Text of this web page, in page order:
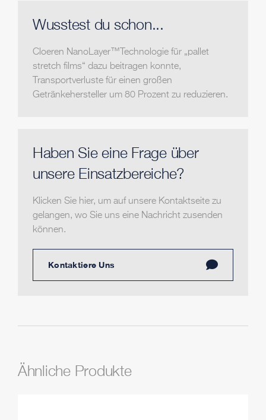
Wusstest du schon...
Cloeren NanoLayer™Technologie für „pallet
stretch films“ dazu beitragen konnte,
Transportverluste für einen großen
Getränkehersteller um 80 Prozent zu reduzieren.
Haben Sie eine Frage über
unsere Einsatzbereiche?
Klicken Sie hier, um auf unsere Kontaktseite zu
gelangen, wo Sie uns eine Nachricht zusenden
können.
Kontaktiere Uns
Ähnliche Produkte